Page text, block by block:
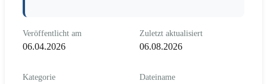
Veröffentlicht am
06.04.2026
Zuletzt aktualisiert
06.08.2026
Kategorie Dateiname